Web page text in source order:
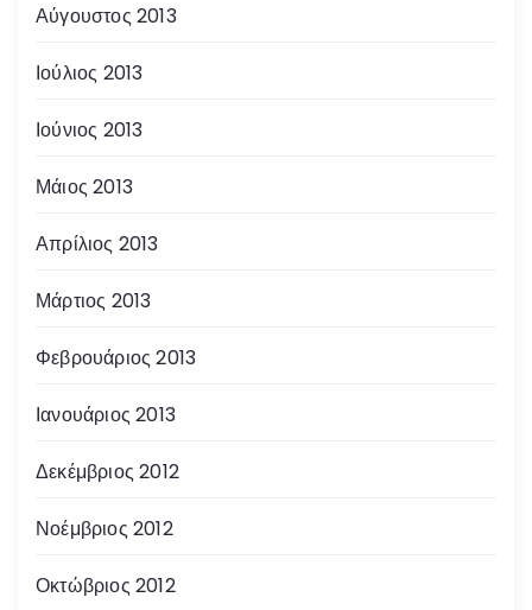
Αύγουστος 2013
Ιούλιος 2013
Ιούνιος 2013
Μάιος 2013
Απρίλιος 2013
Μάρτιος 2013
Φεβρουάριος 2013
Ιανουάριος 2013
Δεκέμβριος 2012
Νοέμβριος 2012
Οκτώβριος 2012